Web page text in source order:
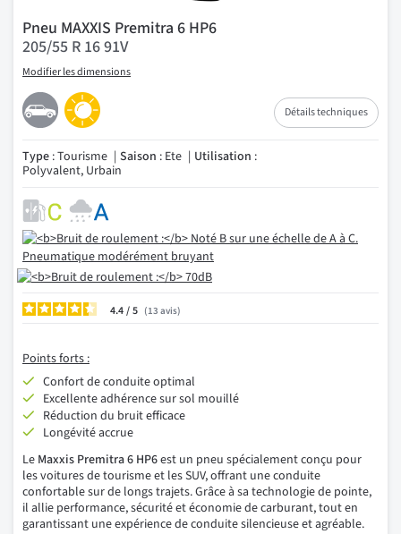
Pneu MAXXIS Premitra 6 HP6
205/55 R 16 91V
Modifier les dimensions
Détails techniques
Type : Tourisme Saison : Ete Utilisation :
Polyvalent, Urbain
4.4/ 13 avis
Points forts :
Confort de conduite optimal
Excellente adhérence sur sol mouillé
Réduction du bruit efficace
Longévité accrue
Le Maxxis Premitra 6 HP6est un pneu spécialement conçu pour
les voitures de tourisme et les SUV, offrant une conduite
confortable sur de longs trajets. Grâce à sa technologie de pointe,
il allie performance, sécurité et économie de carburant, tout en
garantissant une expérience de conduite silencieuse et agréable.